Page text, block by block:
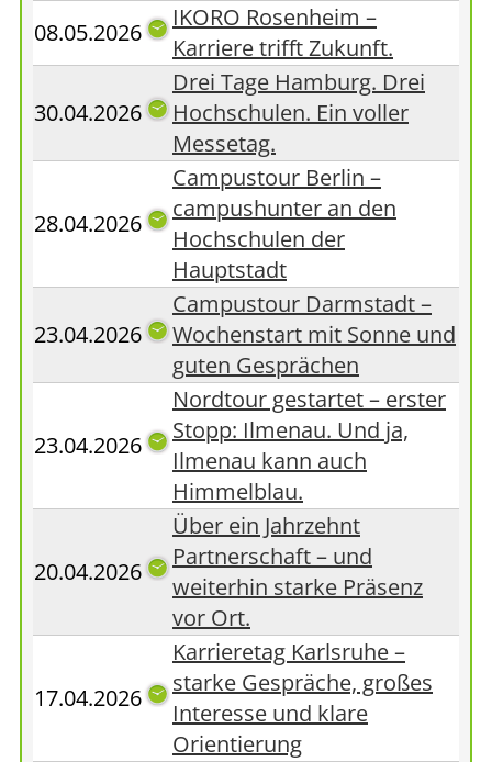
08.05.2026
IKORO Rosenheim –
Karriere trifft Zukunft.
30.04.2026
Drei Tage Hamburg. Drei
Hochschulen. Ein voller
Messetag.
28.04.2026
Campustour Berlin –
campushunter an den
Hochschulen der
Hauptstadt
23.04.2026
Campustour Darmstadt –
Wochenstart mit Sonne und
guten Gesprächen
23.04.2026
Nordtour gestartet – erster
Stopp: Ilmenau. Und ja,
Ilmenau kann auch
Himmelblau.
20.04.2026
Über ein Jahrzehnt
Partnerschaft – und
weiterhin starke Präsenz
vor Ort.
17.04.2026
Karrieretag Karlsruhe –
starke Gespräche, großes
Interesse und klare
Orientierung